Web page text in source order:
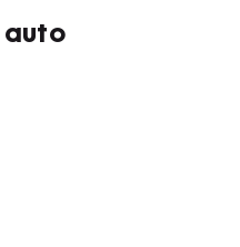
zorgvuldigheid
kunnen geen rechten
u erop attenderen dat u
van de opties die uw